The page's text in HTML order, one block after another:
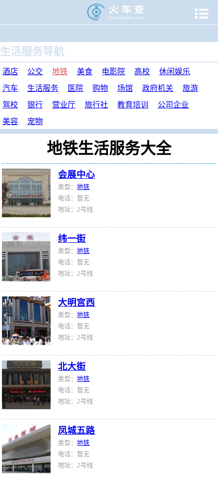

生活服务导航
酒店 公交 地铁 美食 电影院 高校
休闲娱乐
汽车
生活服务 医院 购物 场馆 政府机关
旅游
驾校
银行 营业厅 旅行社 教育培训
公司企业
美容
宠物
地铁生活服务大全
会展中心
类型：地铁
电话：暂无
地址：2号线
纬一街
类型：地铁
电话：暂无
地址：2号线
大明宫西
类型：地铁
电话：暂无
地址：2号线
北大街
类型：地铁
电话：暂无
地址：2号线
凤城五路
类型：地铁
电话：暂无
地址：2号线